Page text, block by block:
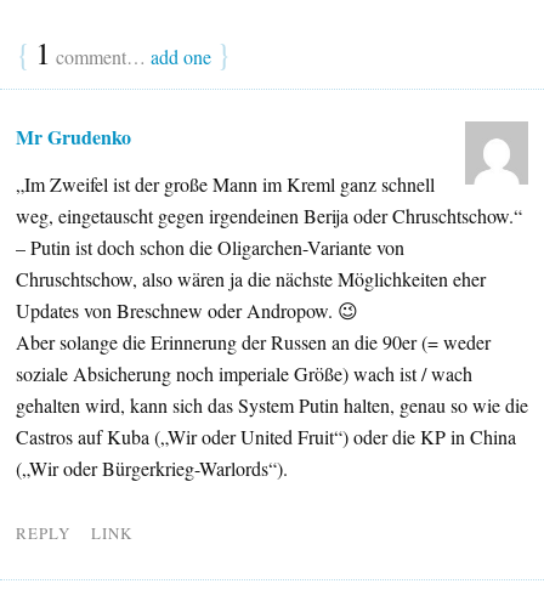
{ 1 comment… add one }
Mr Grudenko
„Im Zweifel ist der große Mann im Kreml ganz schnell
weg, eingetauscht gegen irgendeinen Berija oder Chruschtschow.“
– Putin ist doch schon die Oligarchen-Variante von
Chruschtschow, also wären ja die nächste Möglichkeiten eher
Updates von Breschnew oder Andropow. 😉
Aber solange die Erinnerung der Russen an die 90er (= weder
soziale Absicherung noch imperiale Größe) wach ist / wach
gehalten wird, kann sich das System Putin halten, genau so wie die
Castros auf Kuba („Wir oder United Fruit“) oder die KP in China
(„Wir oder Bürgerkrieg-Warlords“).
REPLY LINK